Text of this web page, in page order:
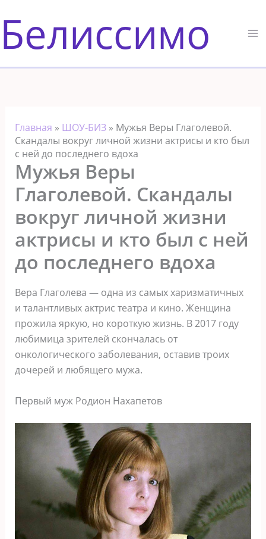
к
содержимому
Белиссимо
Главная » ШОУ-БИЗ» Мужья Веры Глаголевой.
Скандалы вокруг личной жизни актрисы и кто был
с ней до последнего вдоха
Мужья Веры
Глаголевой. Скандалы
вокруг личной жизни
актрисы и кто был с ней
до последнего вдоха
Вера Глаголева — одна из самых харизматичных
и талантливых актрис театра и кино. Женщина
прожила яркую, но короткую жизнь. В 2017 году
любимица зрителей скончалась от
онкологического заболевания, оставив троих
дочерей и любящего мужа.
Первый муж Родион Нахапетов